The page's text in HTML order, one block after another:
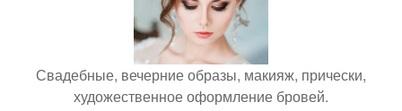
Свадебные, вечерние образы, макияж, прически,
художественное оформление бровей.